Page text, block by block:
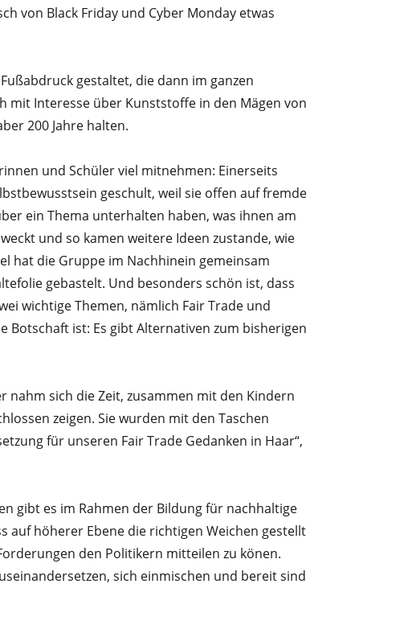
von Black Friday und Cyber Monday etwas
gestaltet, die dann im ganzen
Interesse über Kunststoffe in den Mägen von
200 Jahre halten.
und Schüler viel mitnehmen: Einerseits
geschult, weil sie offen auf fremde
ein Thema unterhalten haben, was ihnen am
und so kamen weitere Ideen zustande, wie
hat die Gruppe im Nachhinein gemeinsam
gebastelt. Und besonders schön ist, dass
wichtige Themen, nämlich Fair Trade und
ist: Es gibt Alternativen zum bisherigen
sich die Zeit, zusammen mit den Kindern
zeigen. Sie wurden mit den Taschen
für unseren Fair Trade Gedanken in Haar“,
gibt es im Rahmen der Bildung für nachhaltige
auf höherer Ebene die richtigen Weichen gestellt
den Politikern mitteilen zu könen.
sich einmischen und bereit sind